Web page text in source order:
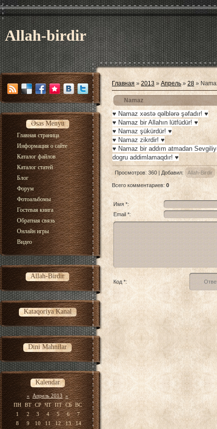
Allah-birdir
Əsas Menyu
Главная страница
Информация о сайте
Каталог файлов
Каталог статей
Блог
Форум
Фотоальбомы
Гостевая книга
Обратная связь
Онлайн игры
Видео
Allah-Birdir
Kataqoriya Kanal
Dini Mahnilar
Kalendar
« Апрель 2013 »
ПН ВТ СР ЧТ ПТ СБ ВС
1
2 3 4 5 6
7
8
9 10 11 12 13
14
Главная » 2013 » Апрель » 28 »
Namaz
♥ Namaz xəstə qəlblərə şəfadır! ♥
♥ Namaz bir Allahın lütfüdür! ♥
♥ Namaz şükürdür! ♥
♥ Namaz zikrdir! ♥
♥ Namaz bir addım atmadan
dogru addimlamaqdır! ♥
Просмотров: 360 | Добавил: Allah-Birdir
Всего комментариев: 0
Имя *:
Email *:
Код *: